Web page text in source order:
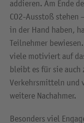
addieren. Am Ende
CO2-Ausstoß stehen
in der Hand haben,
Teilnehmer
viele motiviert auf
bleibt es für sie
Verkehrsmitteln und
weitere Nachahmer.
Besonders viel